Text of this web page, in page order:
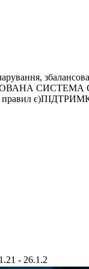
СИСТЕМА
- 26.1.2